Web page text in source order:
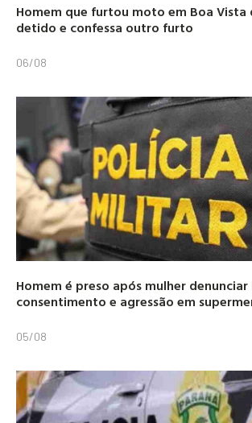
Homem que furtou moto em Boa Vista
detido e confessa outro furto
06/08
Homem é preso após mulher
consentimento e agressão em
05/08